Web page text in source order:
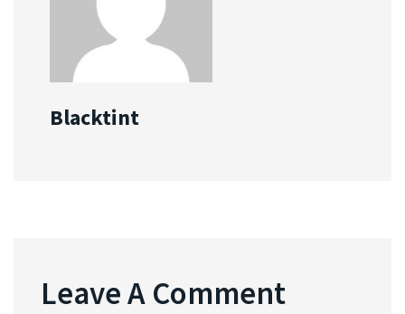
Blacktint
Leave A Comment